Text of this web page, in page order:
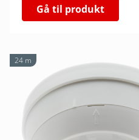
Gå til produkt
24 m